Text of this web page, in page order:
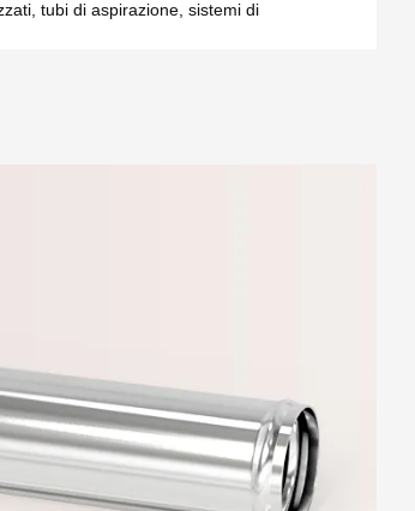
tubi di aspirazione, sistemi di